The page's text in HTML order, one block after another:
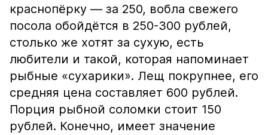
краснопёрку — за 250, вобла свежего
посола обойдётся в 250-300 рублей,
столько же хотят за сухую, есть
любители и такой, которая напоминает
рыбные «сухарики». Лещ покрупнее, его
средняя цена составляет 600 рублей.
Порция рыбной соломки стоит 150
рублей. Конечно, имеет значение